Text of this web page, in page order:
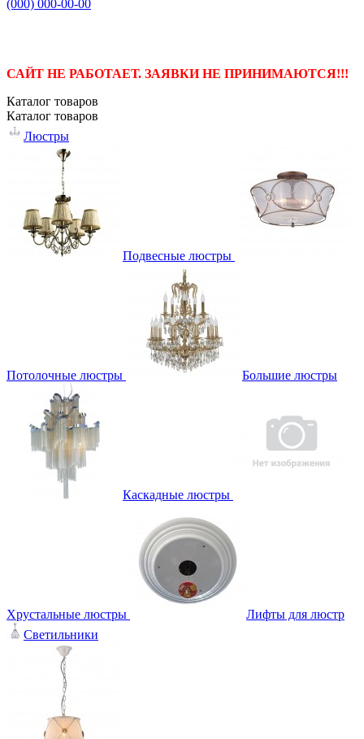
(000) 000-00-00
САЙТ НЕ РАБОТАЕТ. ЗАЯВКИ НЕ ПРИНИМАЮТСЯ!!!
Каталог товаров
Каталог товаров
Люстры
Подвесные люстры
Потолочные люстры Большие люстры
Каскадные люстры
Хрустальные люстры
Лифты для люстр
Светильники